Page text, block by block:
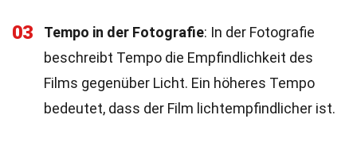
03 Tempo in der Fotografie: In der Fotografie
beschreibt Tempo die Empfindlichkeit des
Films gegenüber Licht. Ein höheres Tempo
bedeutet, dass der Film lichtempfindlicher ist.